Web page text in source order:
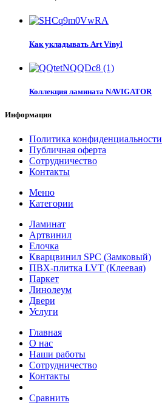
Как укладывать Art Vinyl
Коллекция ламината NAVIGATOR
Информация
Политика конфиденциальности
Публичная оферта
Сотрудничество
Контакты
Меню
Категории
Ламинат
Артвинил
Елочка
Кварцвинил SPC (Замковый)
ПВХ-плитка LVT (Клеевая)
Паркет
Линолеум
Двери
Услуги
Главная
О нас
Наши работы
Сотрудничество
Контакты
Сравнить